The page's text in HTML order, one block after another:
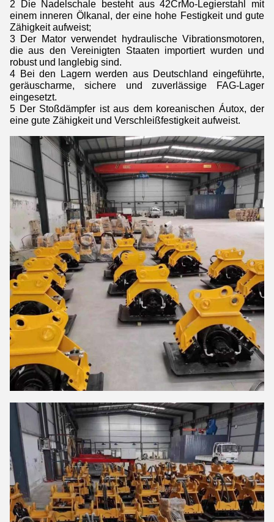
2 Die Nadelschale besteht aus 42CrMo-Legierstahl mit
einem inneren Ölkanal, der eine hohe Festigkeit und gute
Zähigkeit aufweist;
3 Der Mator verwendet hydraulische Vibrationsmotoren,
die aus den Vereinigten Staaten importiert wurden und
robust und langlebig sind.
4 Bei den Lagern werden aus Deutschland eingeführte,
geräuscharme, sichere und zuverlässige FAG-Lager
eingesetzt.
5 Der Stoßdämpfer ist aus dem koreanischen Áutox, der
eine gute Zähigkeit und Verschleißfestigkeit aufweist.